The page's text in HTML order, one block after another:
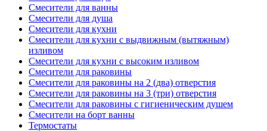
Смесители для ванны
Смесители для душа
Смесители для кухни
Смесители для кухни с выдвижным (вытяжным)
изливом
Смесители для кухни с высоким изливом
Смесители для раковины
Смесители для раковины на 2 (два) отверстия
Смесители для раковины на 3 (три) отверстия
Смесители для раковины с гигиеническим душем
Смесители на борт ванны
Термостаты